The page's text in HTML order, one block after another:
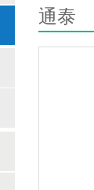
通泰